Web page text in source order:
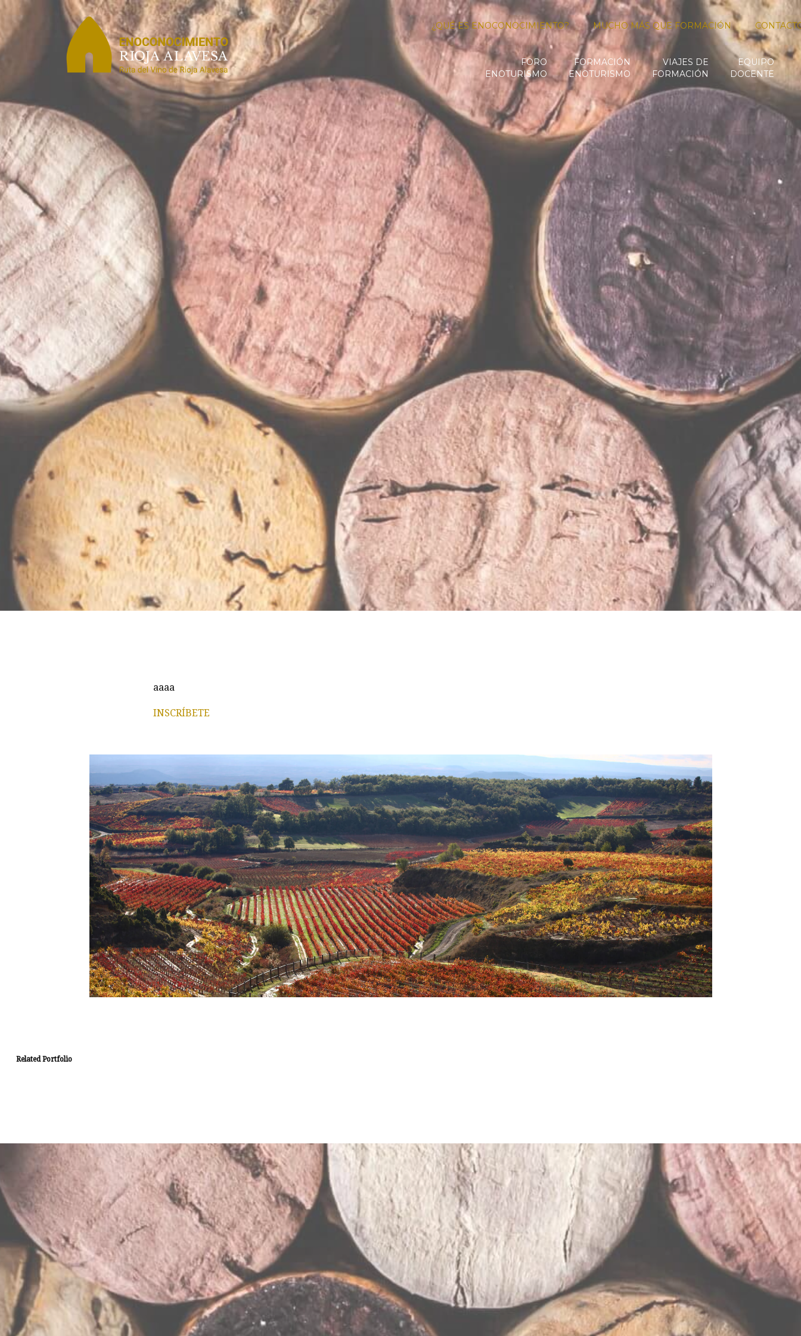
¿QUÉ ES ENOCONOCIMIENTO? MUCHO MÁS QUE FORMACIÓN
FORO
ENOTURISMO
FORMACIÓN
ENOTURISMO
VIAJES DE
FORMACIÓN
EQUIPO
DOCENTE
PRUEBA
PRUEBA
aaaa
INSCRÍBETE
Related Portfolio
Calle Mayor, 68
01300 - Laguardia (Álava)
info@enoconocimiento.com
Incidencias: soporte@enoconocimiento.com
Código Identificación Agencia de Viajes:
CIE2539
Suscríbete a Enoconocimiento